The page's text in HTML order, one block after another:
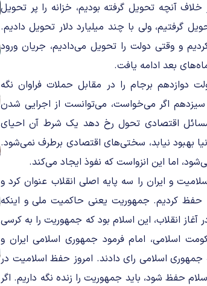
آنچه تحویل گرفته بودیم، خزانه را پر تحویل
گرفتیم، ولی با چند میلیارد دلار تحویل دادیم.
اقدام کردیم و وقتی دولت را تحویل می‌دادیم، جریان ورود
بعد ادامه یافت.
برجام را در مقابل حملات فراوان نگه
سیزدهم اگر می‌خواست، می‌توانست از اجرایی شدن
مسائل اقتصادی تحول رخ دهد یک شرط آن احیای
بهبود نیابد، سختی‌های اقتصادی برطرف نمی‌شود.
اما این انزواست که نفوذ ایجاد می‌کند.
و ایران را سه پایه اصلی انقلاب عنوان کرد و
کردیم. جمهوریت یعنی حاکمیت ملی و اینکه
انقلاب، این اسلام بود که جمهوریت را به کرسی
اسلامی، امام فرمود جمهوری اسلامی ایران و
اسلامی رای دادند. امروز حفظ اسلامیت در
حفظ شود، باید جمهوریت را زنده نگه داریم. اگر